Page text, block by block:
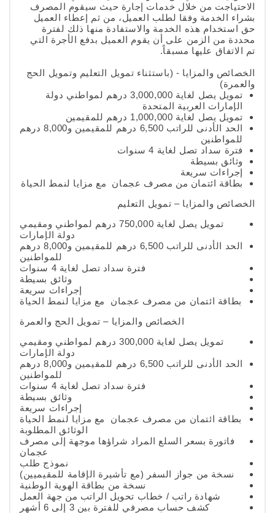
الاحتياجت من خلال خدمات إجارة حيث سيقوم المصرف
بشراء الخدمة وفقا لطلب العميل، من ثم إعطاء العميل
حق استخدام هذه الخدمة والاستفادة منها ذلك لفترة
محددة من الزمن على أن يقوم العميل بدفع الأجرة التي
تم الاتفاق عليها مسبقاً.
الخصائص والمزايا - (باستثناء تمويل التعليم وتمويل الحج
والعمرة)
تمويل يصل لغاية 3,000,000 درهم لمواطني دولة
الإمارات العربية المتحدة
تمويل يصل لغاية 1,000,000 درهم للمقيمين
الحد الأدنى للراتب 6,500 درهم للمقيمين و8,000 درهم
للمواطنين
فترة سداد تصل لغاية 4 سنوات
وثائق بسيطة
إجراءات سريعة
بطاقة ائتمان من مصرف عجمان مع مزايا لنمط الحياة
الخصائص والمزايا – تمويل التعليم
تمويل يصل لغاية 750,000 درهم لمواطني ومقيمي
دولة الإمارات
الحد الأدنى للراتب 6,500 درهم للمقيمين و8,000 درهم
للمواطنين
فترة سداد تصل لغاية 4 سنوات
وثائق بسيطة
إجراءات سريعة
بطاقة ائتمان من مصرف عجمان مع مزايا لنمط الحياة
الخصائص والمزايا – تمويل الحج والعمرة
تمويل يصل لغاية 300,000 درهم لمواطني ومقيمي
دولة الإمارات
الحد الأدنى للراتب 6,500 درهم للمقيمين و8,000 درهم
للمواطنين
فترة سداد تصل لغاية 4 سنوات
وثائق بسيطة
إجراءات سريعة
بطاقة ائتمان من مصرف عجمان مع مزايا لنمط الحياة
الوثائق المطلوبة
فاتورة بسعر السلع المراد شراؤها موجهة إلى مصرف
عجمان
نموذج طلب
نسخة من جواز السفر (مع تأشيرة الإقامة للمقيميين)
نسخة من بطاقة الهوية الوطنية
شهادة راتب / خطاب تحويل الراتب من جهة العمل
كشف حساب مصرفي للفترة بين 3 إلى 6 أشهر